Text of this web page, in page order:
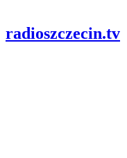
radioszczecin.tv